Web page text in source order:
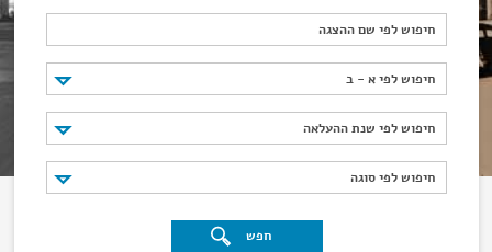
חיפוש לפי שם ההצגה
חיפוש לפי א - ב
חיפוש לפי א - ב
חיפוש לפי שנת ההעלאה
חיפוש לפי שנת ההעלאה
חיפוש לפי סוגה
חיפוש לפי סוגה
חפש